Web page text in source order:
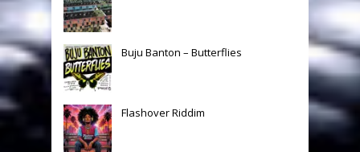
Buju Banton – Butterflies
Flashover Riddim